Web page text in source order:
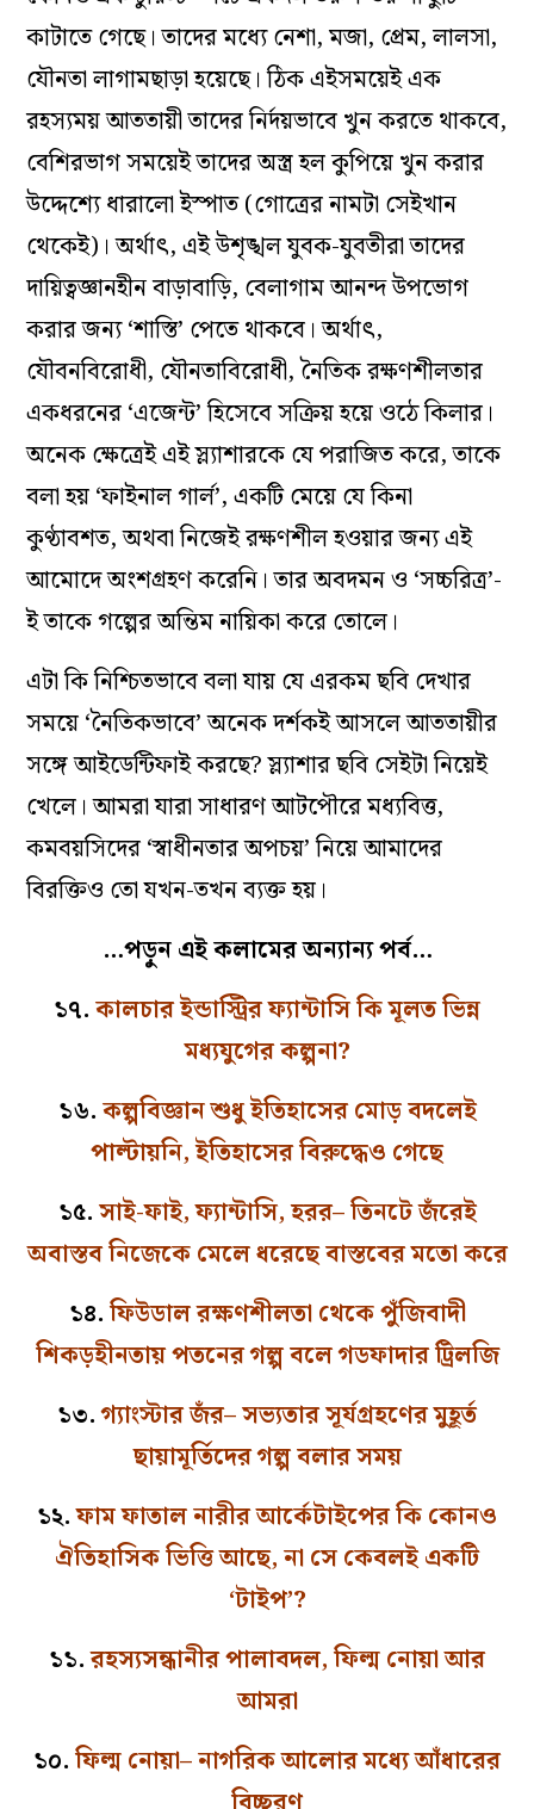
কাটাতে গেছে। তাদের মধ্যে নেশা, মজা, প্রেম, লালসা,
যৌনতা লাগামছাড়া হয়েছে। ঠিক এইসময়েই এক
রহস্যময় আততায়ী তাদের নির্দয়ভাবে খুন করতে থাকবে,
বেশিরভাগ সময়েই তাদের অস্ত্র হল কুপিয়ে খুন করার
উদ্দেশ্যে ধারালো ইস্পাত (গোত্রের নামটা সেইখান
থেকেই)। অর্থাৎ, এই উশৃঙ্খল যুবক-যুবতীরা তাদের
দায়িত্বজ্ঞানহীন বাড়াবাড়ি, বেলাগাম আনন্দ উপভোগ
করার জন্য ‘শাস্তি’ পেতে থাকবে। অর্থাৎ,
যৌবনবিরোধী, যৌনতাবিরোধী, নৈতিক রক্ষণশীলতার
একধরনের ‘এজেন্ট’ হিসেবে সক্রিয় হয়ে ওঠে কিলার।
অনেক ক্ষেত্রেই এই স্ল্যাশারকে যে পরাজিত করে, তাকে
বলা হয় ‘ফাইনাল গার্ল’, একটি মেয়ে যে কিনা
কুণ্ঠাবশত, অথবা নিজেই রক্ষণশীল হওয়ার জন্য এই
আমোদে অংশগ্রহণ করেনি। তার অবদমন ও ‘সচ্চরিত্র’-
ই তাকে গল্পের অন্তিম নায়িকা করে তোলে।
এটা কি নিশ্চিতভাবে বলা যায় যে এরকম ছবি দেখার
সময়ে ‘নৈতিকভাবে’ অনেক দর্শকই আসলে আততায়ীর
সঙ্গে আইডেন্টিফাই করছে? স্ল্যাশার ছবি সেইটা নিয়েই
খেলে। আমরা যারা সাধারণ আটপৌরে মধ্যবিত্ত,
কমবয়সিদের ‘স্বাধীনতার অপচয়’ নিয়ে আমাদের
বিরক্তিও তো যখন-তখন ব্যক্ত হয়।
…পড়ুন এই কলামের অন্যান্য পর্ব…
১৭.কালচার ইন্ডাস্ট্রির ফ্যান্টাসি কি মূলত ভিন্ন
মধ্যযুগের কল্পনা?
১৬.কল্পবিজ্ঞান শুধু ইতিহাসের মোড় বদলেই
পাল্টায়নি, ইতিহাসের বিরুদ্ধেও গেছে
১৫.সাই-ফাই, ফ্যান্টাসি, হরর– তিনটে জঁরেই
অবাস্তব নিজেকে মেলে ধরেছে বাস্তবের মতো করে
১৪.ফিউডাল রক্ষণশীলতা থেকে পুঁজিবাদী
শিকড়হীনতায় পতনের গল্প বলে গডফাদার ট্রিলজি
১৩.গ্যাংস্টার জঁর– সভ্যতার সূর্যগ্রহণের মুহূর্ত
ছায়ামূর্তিদের গল্প বলার সময়
১২.ফাম ফাতাল নারীর আর্কেটাইপের কি কোনও
ঐতিহাসিক ভিত্তি আছে, না সে কেবলই একটি
‘টাইপ’?
১১.রহস্যসন্ধানীর পালাবদল, ফিল্ম নোয়া আর
আমরা
১০.ফিল্ম নোয়া– নাগরিক আলোর মধ্যে আঁধারের